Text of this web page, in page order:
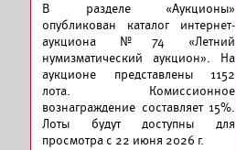
В разделе «Аукционы»
опубликован каталог интернет-
аукциона №74 «Летний
нумизматический аукцион». На
аукционе представлены 1152
лота. Комиссионное
вознаграждение составляет 15%.
Лоты будут доступны для
просмотра с 22 июня 2026 г.